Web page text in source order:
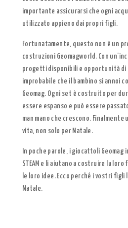
importante assicurarsi che ogni
utilizzato appieno dai propri figli.
Fortunatamente, questo non è un
costruzioni Geomagworld. Con
progetti disponibili e opportunità
improbabile che il bambino si annoi
Geomag. Ogni set è costruito per
essere espanso e può essere
man mano che crescono.
vita, non solo per Natale.
In poche parole, i giocattoli Geomag
STEAM e li aiutano a costruire la
le loro idee. Ecco perché i vostri
Natale.